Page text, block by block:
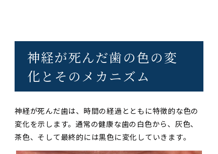
神経が死んだ歯の色の変
化とそのメカニズム
神経が死んだ歯は、時間の経過とともに特徴的な色の
変化を示します。通常の健康な歯の白色から、灰色、
茶色、そして最終的には黒色に変化していきます。